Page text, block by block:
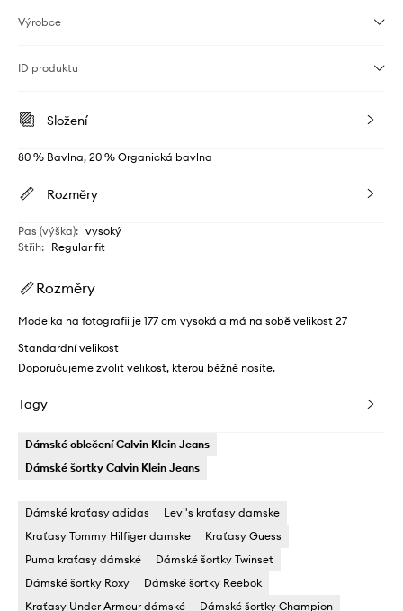
Výrobce
ID produktu
Složení
80 % Bavlna, 20 % Organická bavlna
Rozměry
Pas (výška): vysoký
Střih: Regular fit
Rozměry
Modelka na fotografii je 177 cm vysoká a má na sobě velikost 27
Standardní velikost
Doporučujeme zvolit velikost, kterou běžně nosíte.
Tagy
Dámské oblečení Calvin Klein Jeans
Dámské šortky Calvin Klein Jeans
Dámské kraťasy adidas
Levi's kraťasy damske
Kraťasy Tommy Hilfiger damske
Kraťasy Guess
Puma kraťasy dámské
Dámské šortky Twinset
Dámské šortky Roxy
Dámské šortky Reebok
Kraťasy Under Armour dámské
Dámské šortky Champion